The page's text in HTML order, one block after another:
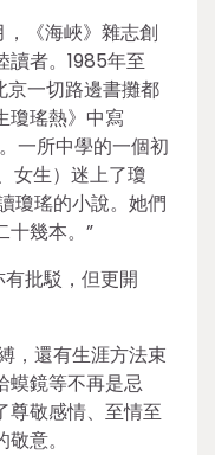
，《海峽》雜志創
讀者。1985年至
京一切路邊書攤都
瓊瑤熱》中寫
一所中學的一個初
女生）迷上了瓊
瓊瑤的小說。她們
十幾本。”
有批駁，但更開
，還有生涯方法束
蟆鏡等不再是忌
尊敬感情、至情至
意。